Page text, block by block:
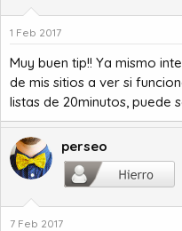
1 Feb 2017
Muy buen tip!! Ya mismo
de mis sitios a ver si
listas de 20minutos, puede
perseo
7 Feb 2017